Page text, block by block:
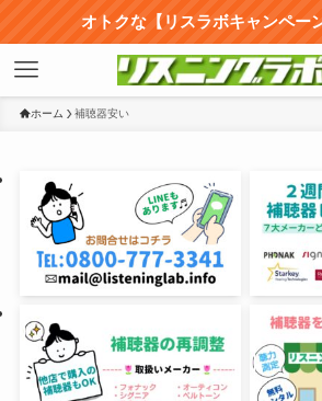
オトクな【リスラボキャンペー
ホーム 補聴器安い